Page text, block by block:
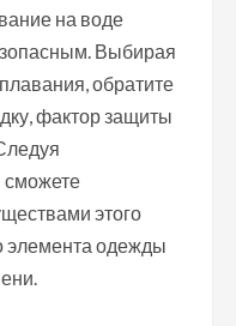
на воде
Выбирая
обратите
фактор защиты
сможете
этого
элемента одежды